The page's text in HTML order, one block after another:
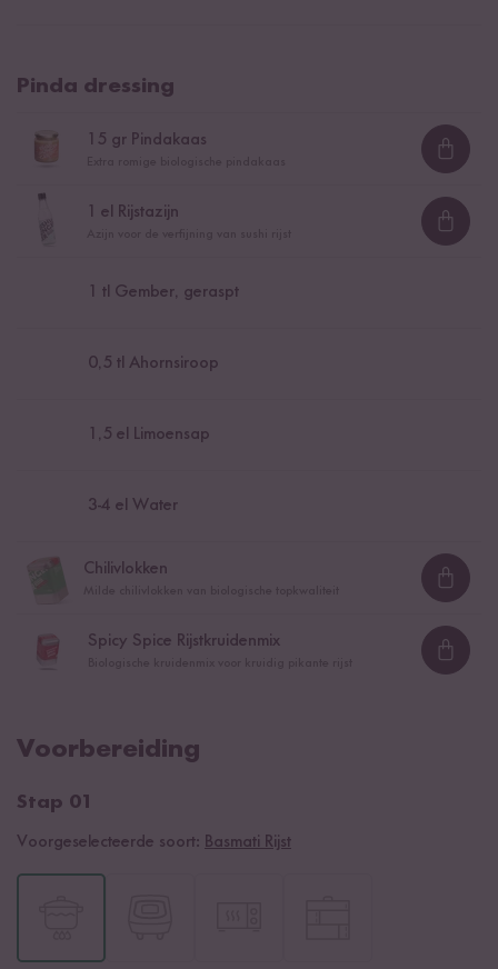
Pinda dressing
15 gr Pindakaas
el Rijstazijn
1 tl Gember, geraspt
0,5 tl Ahornsiroop
1,5 el Limoensap
3-4 el Water
Chilivlokken
Spicy Spice Rijstkruidenmix
Voorbereiding
Stap 01
Voorgeselecteerde soort: Basmati Rijst